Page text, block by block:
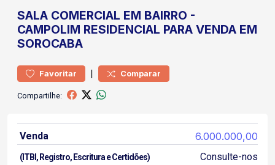
SALA COMERCIAL EM BAIRRO -
CAMPOLIM RESIDENCIAL PARA VENDA EM
SOROCABA
Favoritar | Comparar
Compartilhe:
Venda 6.000.000,00
(ITBI, Registro, Escritura e Certidões) Consulte-nos